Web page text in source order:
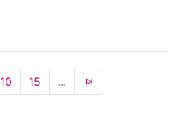
10 15 ...